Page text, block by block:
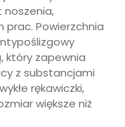
noszenia,
prac. Powierzchnia
który zapewnia
z substancjami
rękawiczki,
większe niż